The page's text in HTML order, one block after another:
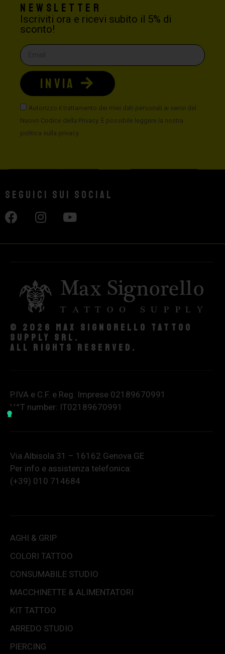
Newsletter
Iscriviti ora e ricevi subito il 5% di
sconto!
Autorizzo il trattamento dei miei dati personali ai sensi del
Nuovo Codice della Privacy. È possibile leggere la nostra
politica sulla privacy
INVIA
Seguici sui social
© 2026 Max Signorello Tattoo
supply srl.
All rights reserved.
P.IVA e C.F. e Reg. Imprese 02189670991
VAT number: IT02189670991
Via Albisola 31 – 16162 Genova GE
Per info e assistenza telefonica:
(+39) 010 714684
AGHI & GRIP
COLORI TATTOO
CONSUMABILE STUDIO
MACCHINETTE & ALIMENTATORI
KIT TATTOO
ARREDO STUDIO
PIERCING